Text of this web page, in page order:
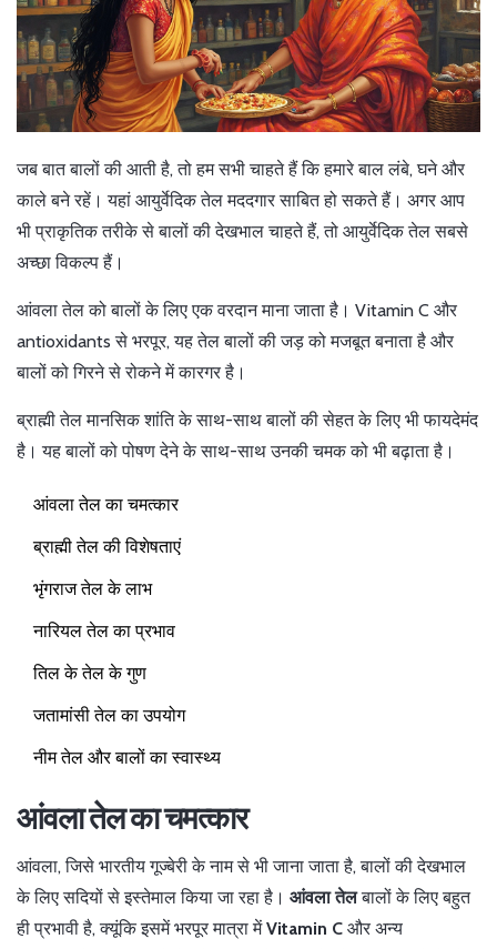
जब बात बालों की आती है, तो हम सभी चाहते हैं कि हमारे बाल लंबे, घने और
काले बने रहें। यहां आयुर्वेदिक तेल मददगार साबित हो सकते हैं। अगर आप
भी प्राकृतिक तरीके से बालों की देखभाल चाहते हैं, तो आयुर्वेदिक तेल सबसे
अच्छा विकल्प हैं।
आंवला तेल को बालों के लिए एक वरदान माना जाता है। Vitamin C और
antioxidants से भरपूर, यह तेल बालों की जड़ को मजबूत बनाता है और
बालों को गिरने से रोकने में कारगर है।
ब्राह्मी तेल मानसिक शांति के साथ-साथ बालों की सेहत के लिए भी फायदेमंद
है। यह बालों को पोषण देने के साथ-साथ उनकी चमक को भी बढ़ाता है।
आंवला तेल का चमत्कार
ब्राह्मी तेल की विशेषताएं
भृंगराज तेल के लाभ
नारियल तेल का प्रभाव
तिल के तेल के गुण
जतामांसी तेल का उपयोग
नीम तेल और बालों का स्वास्थ्य
आंवला तेल का चमत्कार
आंवला, जिसे भारतीय गूज्बेरी के नाम से भी जाना जाता है, बालों की देखभाल
के लिए सदियों से इस्तेमाल किया जा रहा है। आंवला तेलबालों के लिए बहुत
ही प्रभावी है, क्यूंकि इसमें भरपूर मात्रा मेंVitamin C और अन्य